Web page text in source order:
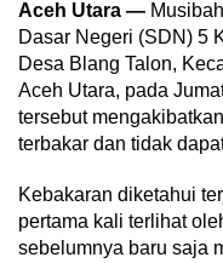
Aceh Utara —
Dasar Negeri (SDN) 5
Desa Blang Talon,
Aceh Utara, pada
tersebut
terbakar dan tidak
Kebakaran diketahui
pertama kali terlihat
sebelumnya baru saja